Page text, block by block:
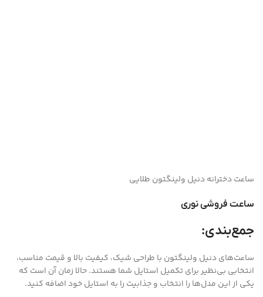
ساعت دخترانه دنیل ولینگتون طلایی
ساعت فروشی نوری
جمع‌بندی:
ساعت‌های دنیل ولینگتون با طراحی شیک، کیفیت بالا و قیمت مناسب،
انتخابی بی‌نظیر برای تکمیل استایل شما هستند. حالا زمان آن است که
یکی از این مدل‌ها را انتخاب و جذابیت را به استایل خود اضافه کنید.